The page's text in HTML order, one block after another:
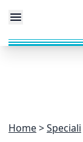
Home Speciali